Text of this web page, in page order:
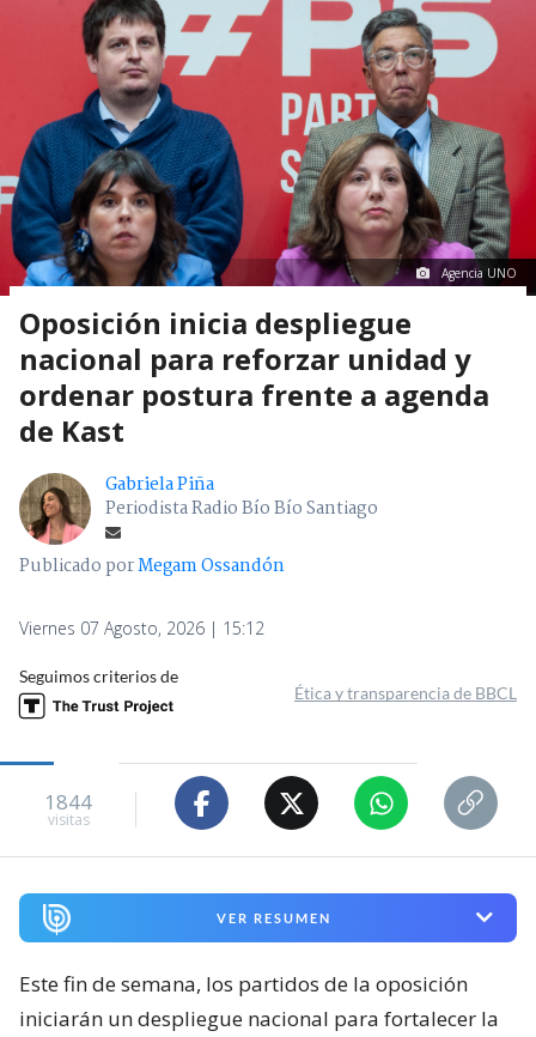
Agencia UNO
Oposición inicia despliegue
nacional para reforzar unidad y
ordenar postura frente a agenda
de Kast
Gabriela Piña
Periodista Radio Bío Bío Santiago
Publicado porMegam Ossandón
Viernes 07 Agosto, 2026 | 15:12
Seguimos criterios de
Ética y transparencia de BBCL
1844
visitas
VER RESUMEN
Este fin de semana, los partidos de la oposición
iniciarán un despliegue nacional para fortalecer la